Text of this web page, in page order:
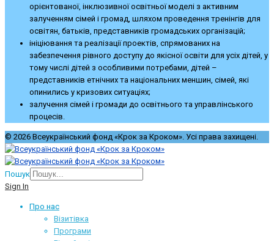
орієнтованої, інклюзивної освітньої моделі з активним
залученням сімей і громад, шляхом проведення тренінгів для
освітян, батьків, представників громадських організацій;
ініціювання та реалізації проектів, спрямованих на
забезпечення рівного доступу до якісної освіти для усіх дітей, у
тому числі дітей з особливими потребами, дітей –
представників етнічних та національних меншин, сімей, які
опинились у кризових ситуаціях;
залучення сімей і громади до освітнього та управлінського
процесів.
© 2026 Всеукраїнський фонд «Крок за Кроком». Усі права захищені.
Пошук
Sign In
Про нас
Візитівка
Програми